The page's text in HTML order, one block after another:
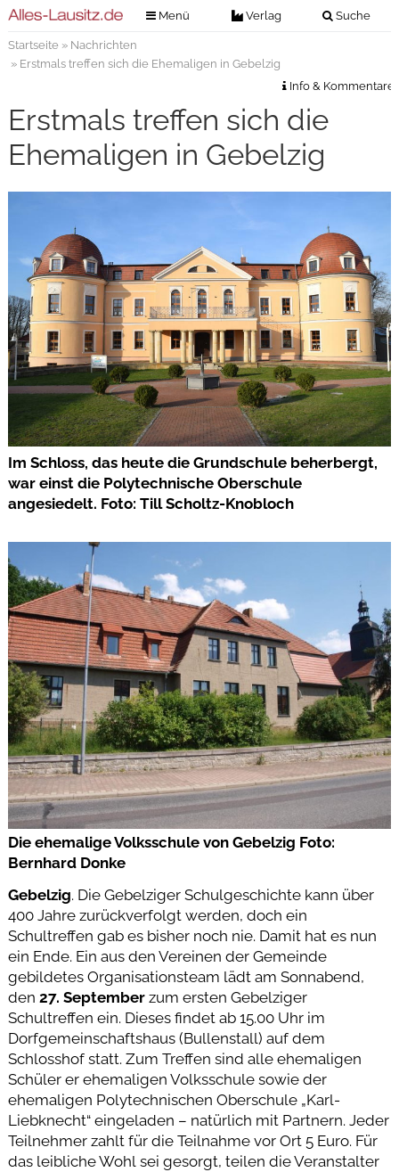
Menü Verlag Suche
Verlag
Kontakt
Impressum
Veranstaltungstickets
Anzeigenannahme
Anzeigensuche
Startseite» Nachrichten
» Erstmals treffen sich die Ehemaligen in Gebelzig
Info & Kommentare
Erstmals treffen sich die
Ehemaligen in Gebelzig
Im Schloss, das heute die Grundschule beherbergt,
war einst die Polytechnische Oberschule
angesiedelt. Foto: Till Scholtz-Knobloch
Die ehemalige Volksschule von Gebelzig Foto:
Bernhard Donke
Gebelzig. Die Gebelziger Schulgeschichte kann über
400 Jahre zurückverfolgt werden, doch ein
Schultreffen gab es bisher noch nie. Damit hat es nun
ein Ende. Ein aus den Vereinen der Gemeinde
gebildetes Organisationsteam lädt am Sonnabend,
den 27. Septemberzum ersten Gebelziger
Schultreffen ein. Dieses findet ab 15.00 Uhr im
Dorfgemeinschaftshaus (Bullenstall) auf dem
Schlosshof statt. Zum Treffen sind alle ehemaligen
Schüler er ehemaligen Volksschule sowie der
ehemaligen Polytechnischen Oberschule „Karl-
Liebknecht“ eingeladen – natürlich mit Partnern. Jeder
Teilnehmer zahlt für die Teilnahme vor Ort 5 Euro. Für
das leibliche Wohl sei gesorgt, teilen die Veranstalter